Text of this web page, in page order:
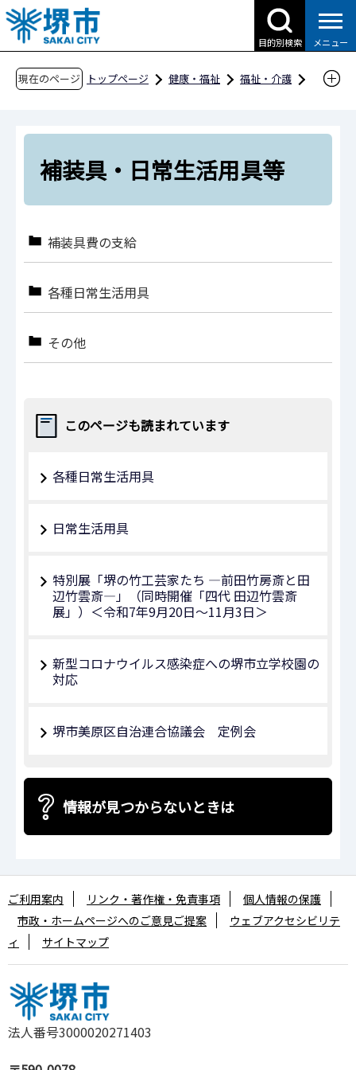
こ
の
ペ
目的別検索 メニュー
現在のページ トップページ 健康・福祉
福祉・介護
補装具・日常生活用具等
補装具費の支給
各種日常生活用具
その他
このページも読まれています
各種日常生活用具
日常生活用具
特別展「堺の竹工芸家たち ―前田竹房斎と田
辺竹雲斎―」（同時開催「四代 田辺竹雲斎
展」）＜令和7年9月20日～11月3日＞
新型コロナウイルス感染症への堺市立学校園の
対応
堺市美原区自治連合協議会 定例会
情報が見つからないときは
法人番号3000020271403
ご利用案内 リンク・著作権・免責事項
個人情報の保護
市政・ホームページへのご意見ご提案
ウェブアクセシビリテ
ィ
サイトマップ